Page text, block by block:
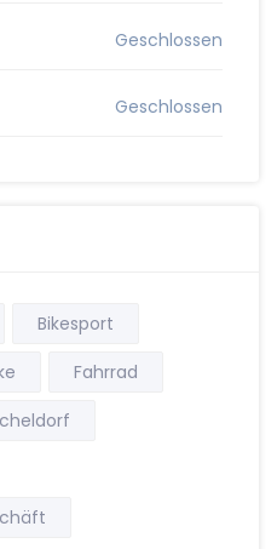
Geschlossen
Geschlossen
Bikesport
Fahrrad